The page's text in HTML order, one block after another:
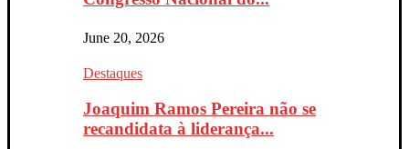
June 20, 2026
Destaques
Joaquim Ramos Pereira não se
recandidata à liderança...